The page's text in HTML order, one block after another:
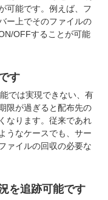
可能です。例えば、フ
ー上でそのファイルの
OFFすることが可能
す
では実現できない、有
限が過ぎると配布先の
なります。従来であれ
うなケースでも、サー
ァイルの回収の必要な
を追跡可能です